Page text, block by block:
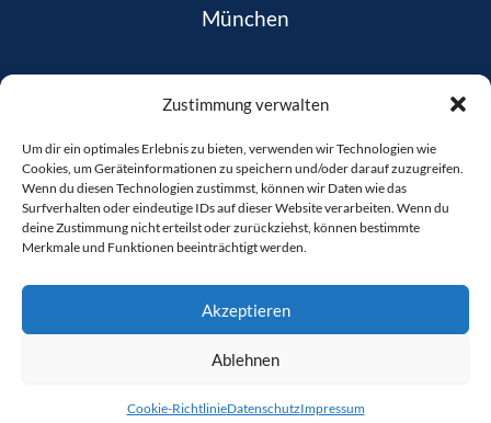
Zustimmung verwalten
Um dir ein optimales Erlebnis zu bieten, verwenden wir Technologien wie
Cookies, um Geräteinformationen zu speichern und/oder darauf zuzugreifen.
Wenn du diesen Technologien zustimmst, können wir Daten wie das
Surfverhalten oder eindeutige IDs auf dieser Website verarbeiten. Wenn du
deine Zustimmung nicht erteilst oder zurückziehst, können bestimmte
Merkmale und Funktionen beeinträchtigt werden.
Akzeptieren
Ablehnen
Coo­kie-Richt­li­nieDaten­schutzImpres­sum
München
News
Impres­sum
Coo­kie-Rich­t­­li­­nie
Copyright © 2026 Ehlers Legal